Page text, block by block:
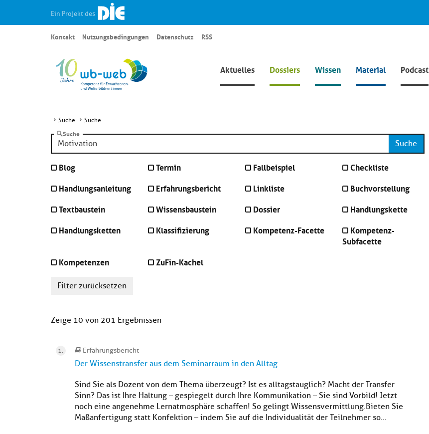
Ein Projekt des
Aktuelles Dossiers Wissen Material Podcast
Kontakt Nutzungsbedingungen Datenschutz RSS
Suche Suche
Suche
Suche
Blog Termin Fallbeispiel
Checkliste
Handlungsanleitung
Erfahrungsbericht Linkliste
Buchvorstellung
Textbaustein
Wissensbaustein Dossier
Handlungskette
Handlungsketten
Klassifizierung Kompetenz-Facette
Kompetenz-
Subfacette
Kompetenzen
ZuFin-Kachel
Filter zurücksetzen
Zeige 10 von 201 Ergebnissen
Erfahrungsbericht
Der Wissenstransfer aus dem Seminarraum in den Alltag
Sind Sie als Dozent von dem Thema überzeugt? Ist es alltagstauglich? Macht der Transfer
Sinn? Das ist Ihre Haltung – gespiegelt durch Ihre Kommunikation – Sie sind Vorbild! Jetzt
noch eine angenehme Lernatmosphäre schaffen! So gelingt Wissensvermittlung.Bieten Sie
Maßanfertigung statt Konfektion – indem Sie auf die Individualität der Teilnehmer so...